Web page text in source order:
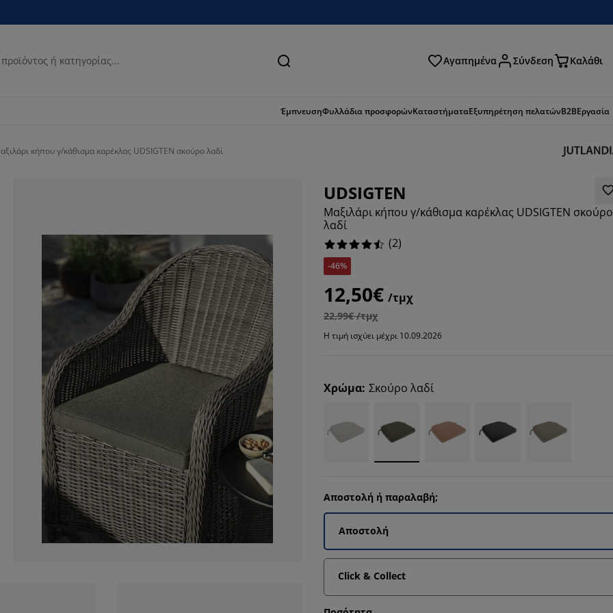
Αναζήτηση Αγαπημένα Σύνδεση Καλάθι
ΈμπνευσηΦυλλάδια προσφορώνΚαταστήματαΕξυπηρέτηση πελατώνB2BΕργασία
κήπου γ/κάθισμα καρέκλας UDSIGTEN σκούρο λαδί
UDSIGTEN
Μαξιλάρι κήπου γ/κάθισμα καρέκλας UDSIGTEN σκούρο
λαδί
(2)
-46%
12,50€ /τμχ
22,99€ /τμχ
Η τιμή ισχύει μέχρι 10.09.2026
Χρώμα: Σκούρο λαδί
Αποστολή ή παραλαβή;
Αποστολή
Click & Collect